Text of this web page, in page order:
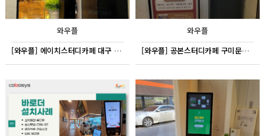
와우플
[와우플] 에이치스터디카페 대구 파동
와우플
[와우플] 공본스터디카페 구미문성센터